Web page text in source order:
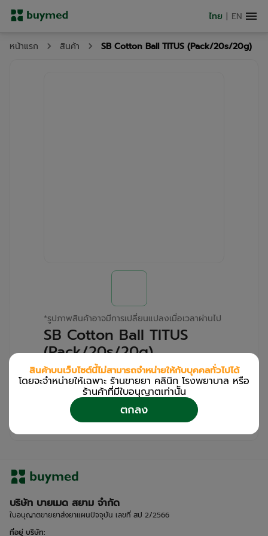
ไทย | EN
หน้าแรก สินค้า SB Cotton Ball TITUS (Pack/20s/20g)
*รูปภาพสินค้าอาจมีการเปลี่ยนแปลงเมื่อเวลาผ่านไป
SB Cotton Ball TITUS
(Pack/20s/20g)
สำหรับลูกค้าเฉพาะร้านขายยา คลินิก และโรง
พยาบาล
เข้าสู่ระบบ
เพื่อดูรายละเอียดเพิ่มเติม
บริษัท บายเมด สยาม จำกัด
ใบอนุญาตขายยาส่งยาแผนปัจจุบัน เลขที่ สป 2/2566
ที่อยู่ บริษัท:
สินค้าบนเว็บไซต์นี้ไม่สามารถจำหน่ายให้กับบุคคลทั่วไปได้
โดยจะจำหน่ายให้เฉพาะ ร้านขายยา คลินิก โรงพยาบาล หรือ
ร้านค้าที่มีใบอนุญาตเท่านััน
ตกลง